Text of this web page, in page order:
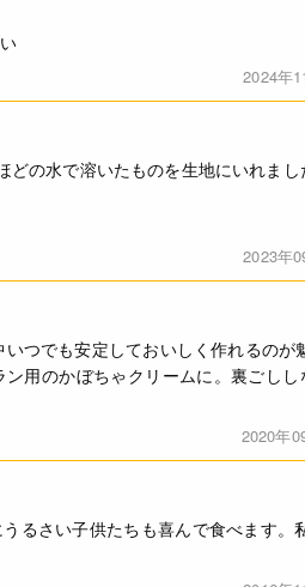
2024年
の水で溶いたものを生地にいれまし
2023年
つでも安定しておいしく作れるのが
用のかぼちゃクリームに。裏ごし
2020年
るさい子供たちも喜んで食べます